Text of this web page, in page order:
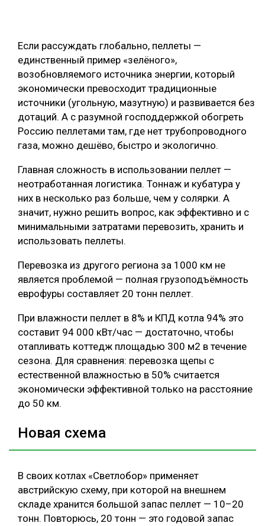
МЕБЕЛЬНОЕ ПРОИЗВОДСТВО
Если рассуждать глобально, пеллеты —
единственный пример «зелёного»,
возобновляемого источника энергии, который
экономически превосходит традиционные
источники (угольную, мазутную) и развивается без
дотаций. А с разумной господдержкой обогреть
Россию пеллетами там, где нет трубопроводного
газа, можно дешёво, быстро и экологично.
Главная сложность в использовании пеллет —
неотработанная логистика. Тоннаж и кубатура у
них в несколько раз больше, чем у солярки. А
значит, нужно решить вопрос, как эффективно и с
минимальными затратами перевозить, хранить и
использовать пеллеты.
Перевозка из другого региона за 1000 км не
является проблемой — полная грузоподъёмность
еврофуры составляет 20 тонн пеллет.
При влажности пеллет в 8% и КПД котла 94% это
составит 94 000 кВт/час — достаточно, чтобы
отапливать коттедж площадью 300 м2 в течение
сезона. Для сравнения: перевозка щепы с
естественной влажностью в 50% считается
экономически эффективной только на расстояние
до 50 км.
Новая схема
В своих котлах «Светлобор» применяет
австрийскую схему, при которой на внешнем
складе хранится большой запас пеллет — 10–20
тонн. Повторюсь, 20 тонн — это годовой запас